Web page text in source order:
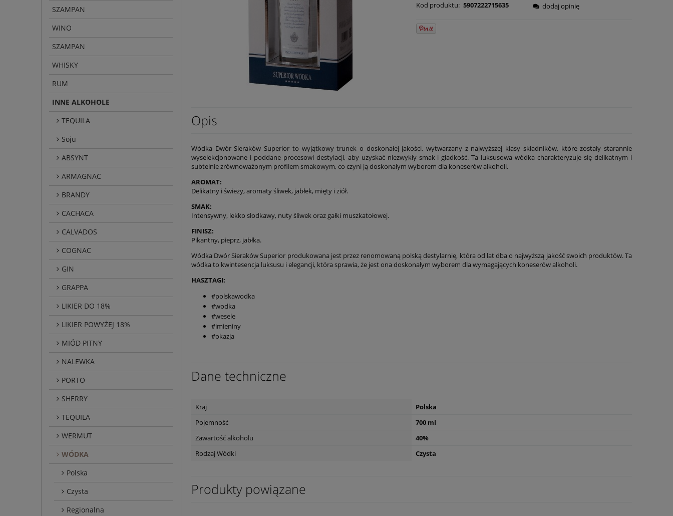
SZAMPAN
WINO
SZAMPAN
WHISKY
RUM
INNE ALKOHOLE
TEQUILA
Soju
ABSYNT
ARMAGNAC
BRANDY
CACHACA
CALVADOS
COGNAC
GIN
GRAPPA
LIKIER DO 18%
LIKIER POWYŻEJ 18%
MIÓD PITNY
NALEWKA
PORTO
SHERRY
TEQUILA
WERMUT
WÓDKA
Polska
Czysta
Regionalna
Kod produktu: 5907222715635
dodaj opinię
Opis
Wódka Dwór Sieraków Superior to wyjątkowy trunek o doskonałej jakości, wytwarzany z najwyższej klasy składników, które zostały starannie
wyselekcjonowane i poddane procesowi destylacji, aby uzyskać niezwykły smak i gładkość. Ta luksusowa wódka charakteryzuje się delikatnym i
subtelnie zrównoważonym profilem smakowym, co czyni ją doskonałym wyborem dla koneserów alkoholi.
AROMAT:
Delikatny i świeży, aromaty śliwek, jabłek, mięty i ziół.
SMAK:
Intensywny, lekko słodkawy, nuty śliwek oraz gałki muszkatołowej.
FINISZ:
Pikantny, pieprz, jabłka.
Wódka Dwór Sieraków Superior produkowana jest przez renomowaną polską destylarnię, która od lat dba o najwyższą jakość swoich produktów. Ta
wódka to kwintesencja luksusu i elegancji, która sprawia, że jest ona doskonałym wyborem dla wymagających koneserów alkoholi.
HASZTAGI:
#polskawodka
#wodka
#wesele
#imieniny
#okazja
Dane techniczne
Kraj
Polska
Pojemność
700 ml
Zawartość alkoholu
40%
Rodzaj Wódki
Czysta
Produkty powiązane